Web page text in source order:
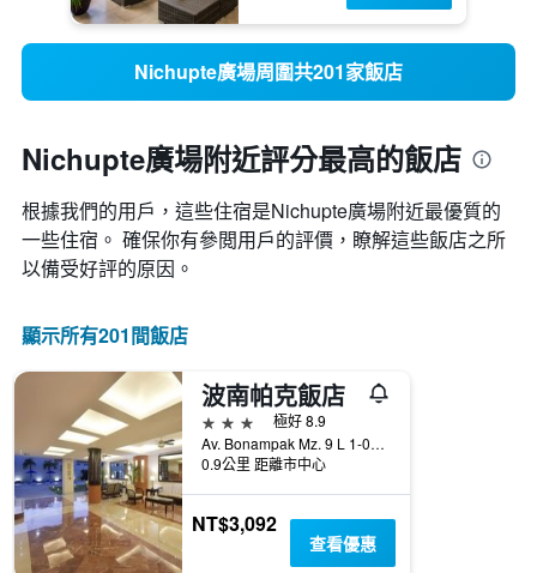
Nichupte廣場周圍共201家飯店
Nichupte廣場附近評分最高的飯店
根據我們的用戶，這些住宿是Nichupte廣場​附近最優質的
一些住宿。 確保你有參閲用戶的評價，瞭解這些飯店之所
以備受好評的原因。
顯示所有201間飯店
波南帕克飯店
3星級
極好 8.9
Av. Bonampak Mz. 9 L 1-01 Int. 225 S.M., Cancun/坎康, 金塔納羅奧, 墨西哥
0.9公里 距離市中心
NT$3,092
查看優惠